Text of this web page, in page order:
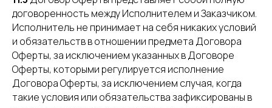
договоренность между Исполнителем и Заказчиком.
Исполнитель не принимает на себя никаких условий
и обязательств в отношении предмета Договора
Оферты, за исключением указанных в Договоре
Оферты, которыми регулируется исполнение
Договора Оферты, за исключением случая, когда
такие условия или обязательства зафиксированы в